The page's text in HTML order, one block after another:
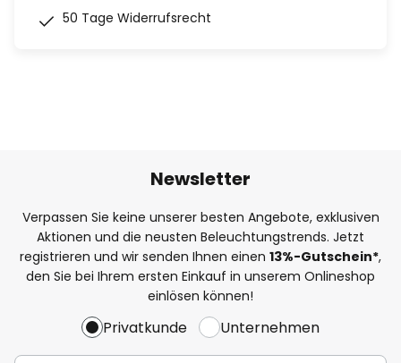
50 Tage Widerrufsrecht
Newsletter
Verpassen Sie keine unserer besten Angebote, exklusiven
Aktionen und die neusten Beleuchtungstrends. Jetzt
registrieren und wir senden Ihnen einen 13%-Gutschein*,
den Sie bei Ihrem ersten Einkauf in unserem Onlineshop
einlösen können!
Privatkunde Unternehmen